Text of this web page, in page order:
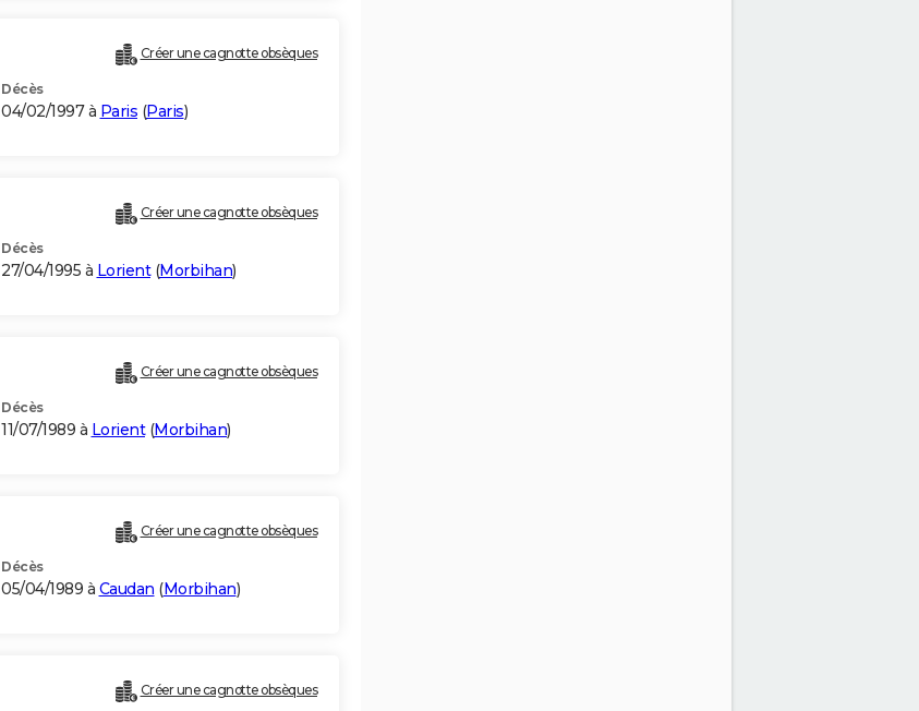
Créer une cagnotte obsèques
Décès
04/02/1997 à Paris (Paris)
Créer une cagnotte obsèques
Décès
27/04/1995 à Lorient(Morbihan)
Créer une cagnotte obsèques
Décès
11/07/1989 à Lorient(Morbihan)
Créer une cagnotte obsèques
Décès
05/04/1989 à Caudan (Morbihan)
Créer une cagnotte obsèques